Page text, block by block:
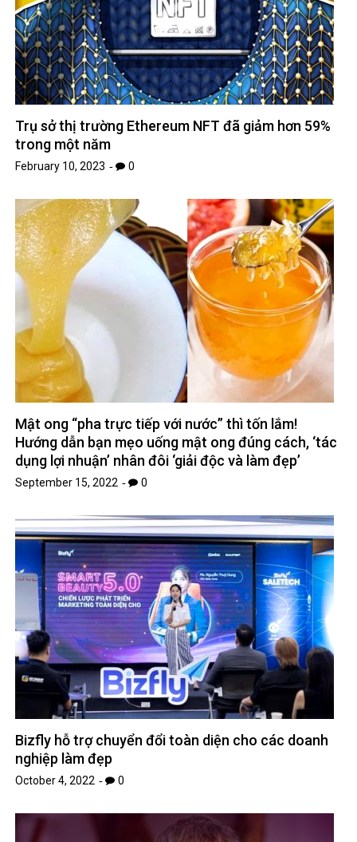
Trụ sở thị trường Ethereum NFT đã giảm hơn 59%
trong một năm
February 10, 2023 0
Mật ong “pha trực tiếp với nước” thì tốn lắm!
Hướng dẫn bạn mẹo uống mật ong đúng cách, ‘tác
dụng lợi nhuận’ nhân đôi ‘giải độc và làm đẹp’
September 15, 2022 0
Bizfly hỗ trợ chuyển đổi toàn diện cho các doanh
nghiệp làm đẹp
October 4, 2022 0